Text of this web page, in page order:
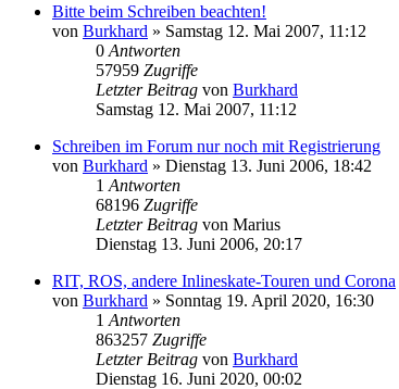
Bitte beim Schreiben beachten!
von Burkhard » Samstag 12. Mai 2007, 11:12
0 Antworten
57959 Zugriffe
Letzter Beitrag von Burkhard
Samstag 12. Mai 2007, 11:12
Schreiben im Forum nur noch mit Registrierung
von Burkhard » Dienstag 13. Juni 2006, 18:42
1 Antworten
68196 Zugriffe
Letzter Beitrag von Marius
Dienstag 13. Juni 2006, 20:17
RIT, ROS, andere Inlineskate-Touren und Corona
von Burkhard » Sonntag 19. April 2020, 16:30
1 Antworten
863257 Zugriffe
Letzter Beitrag von Burkhard
Dienstag 16. Juni 2020, 00:02